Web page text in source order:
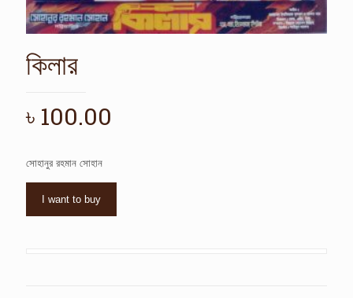
কিলার
৳ 100.00
সোহানুর রহমান সোহান
I want to buy